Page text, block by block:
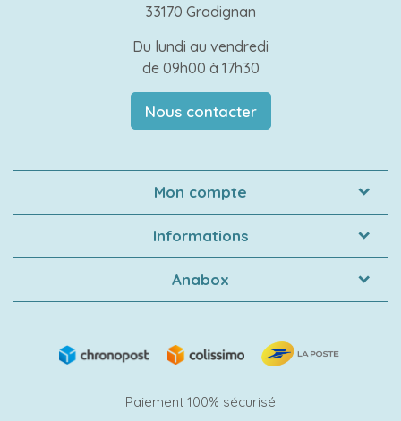
33170 Gradignan
Du lundi au vendredi
de 09h00 à 17h30
Nous contacter
Mon compte
Informations
Anabox
Paiement 100% sécurisé